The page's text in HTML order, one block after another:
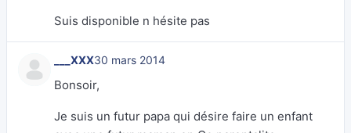
Suis disponible n hésite pas
___XXX30 mars 2014
Bonsoir,
Je suis un futur papa qui désire faire un enfant